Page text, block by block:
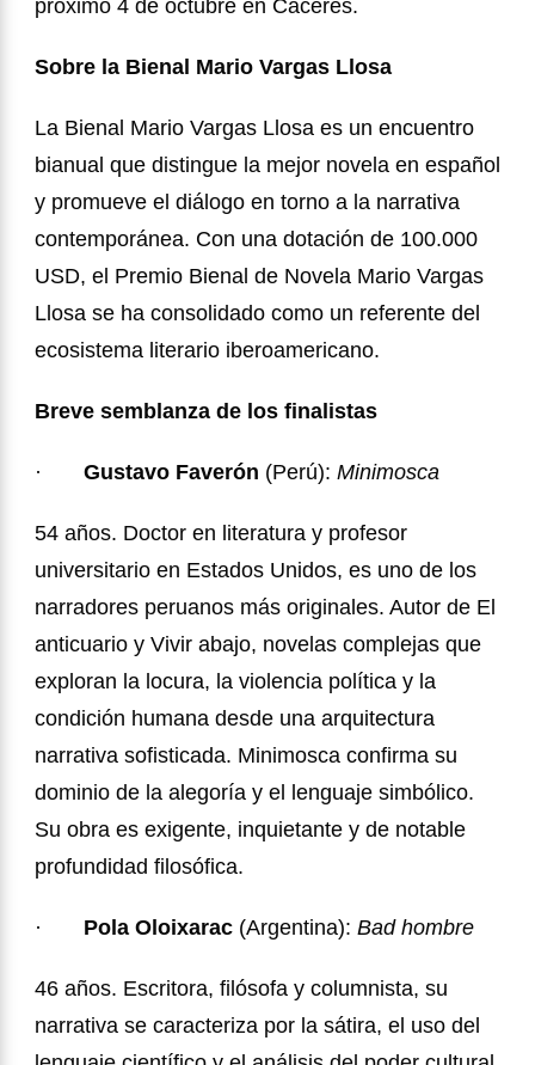
próximo 4 de octubre en Cáceres.
Sobre la Bienal Mario Vargas Llosa
La Bienal Mario Vargas Llosa es un encuentro
bianual que distingue la mejor novela en español
y promueve el diálogo en torno a la narrativa
contemporánea. Con una dotación de 100.000
USD, el Premio Bienal de Novela Mario Vargas
Llosa se ha consolidado como un referente del
ecosistema literario iberoamericano.
Breve semblanza de los finalistas
· Gustavo Faverón (Perú): Minimosca
54 años. Doctor en literatura y profesor
universitario en Estados Unidos, es uno de los
narradores peruanos más originales. Autor de El
anticuario y Vivir abajo, novelas complejas que
exploran la locura, la violencia política y la
condición humana desde una arquitectura
narrativa sofisticada. Minimosca confirma su
dominio de la alegoría y el lenguaje simbólico.
Su obra es exigente, inquietante y de notable
profundidad filosófica.
· Pola Oloixarac (Argentina): Bad hombre
46 años. Escritora, filósofa y columnista, su
narrativa se caracteriza por la sátira, el uso del